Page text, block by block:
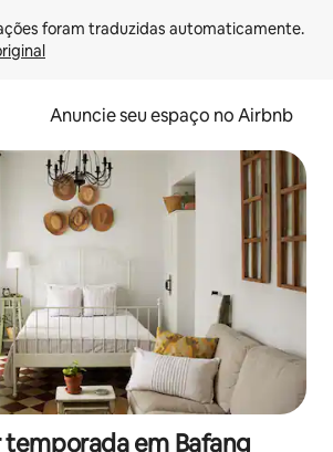
Anuncie seu espaço no Airbnb
em Bafang